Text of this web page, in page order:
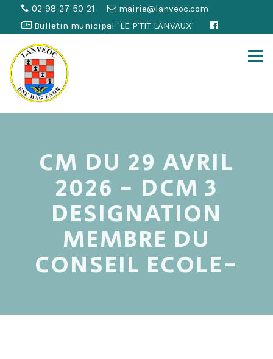
02 98 27 50 21
mairie@lanveoc.com
Bulletin municipal "LE P'TIT LANVAUX"
CM DU 29 AVRIL
2026 - DCM 3
DESIGNATION
MEMBRE DU
CONSEIL ECOLE-